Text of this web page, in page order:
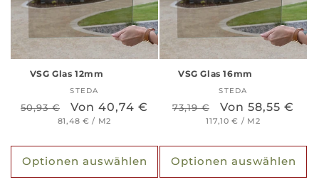
VSG Glas 12mm
Anbieter:
STEDA
Normaler
50,93 € Verkaufspreis
Von 40,74 €
STÜCKPREIS
81,48 € / PRO
M2
Optionen auswählen
VSG Glas 16mm
Anbieter:
STEDA
Normaler
73,19 € Verkaufspreis
Von 58,55 €
STÜCKPREIS
117,10 € / PRO
M2
Optionen auswählen